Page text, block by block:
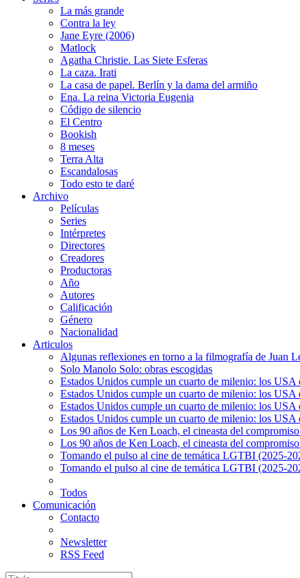
La más grande
Contra la ley
Jane Eyre (2006)
Matlock
Agatha Christie. Las Siete Esferas
La caza. Irati
La casa de papel. Berlín y la dama del armiño
Ena. La reina Victoria Eugenia
Código de silencio
El Centro
Bookish
8 meses
Terra Alta
Escandalosas
Todo esto te daré
Archivo
Películas
Series
Intérpretes
Directores
Creadores
Productoras
Año
Autores
Calificación
Género
Nacionalidad
Articulos
Algunas reflexiones en torno a la filmografía de Juan
Solo Manolo Solo: obras escogidas
Estados Unidos cumple un cuarto de milenio: los
Estados Unidos cumple un cuarto de milenio: los
Estados Unidos cumple un cuarto de milenio: los
Estados Unidos cumple un cuarto de milenio: los
Los 90 años de Ken Loach, el cineasta del
Los 90 años de Ken Loach, el cineasta del
Tomando el pulso al cine de temática LGTBI (2025-
Tomando el pulso al cine de temática LGTBI (2025-
Todos
Comunicación
Contacto
Newsletter
RSS Feed